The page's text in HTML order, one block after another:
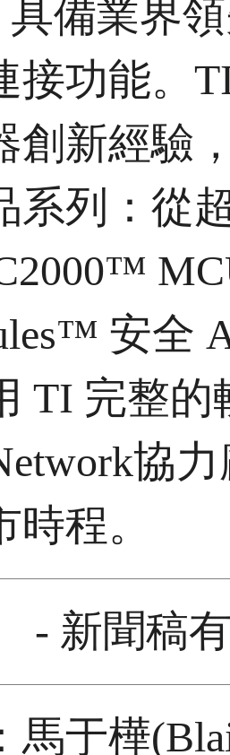
備業界
接功能。
創新經驗
系列：從
安全
TI 完整
協
程。
- 新聞稿
馬于樺